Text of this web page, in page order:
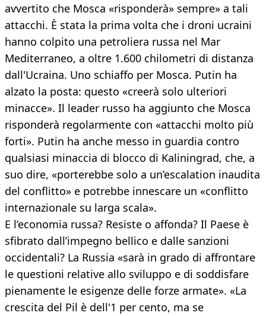
avvertito che Mosca «risponderà» sempre» a tali
attacchi. È stata la prima volta che i droni ucraini
hanno colpito una petroliera russa nel Mar
Mediterraneo, a oltre 1.600 chilometri di distanza
dall'Ucraina. Uno schiaffo per Mosca. Putin ha
alzato la posta: questo «creerà solo ulteriori
minacce». Il leader russo ha aggiunto che Mosca
risponderà regolarmente con «attacchi molto più
forti». Putin ha anche messo in guardia contro
qualsiasi minaccia di blocco di Kaliningrad, che, a
suo dire, «porterebbe solo a un’escalation inaudita
del conflitto» e potrebbe innescare un «conflitto
internazionale su larga scala».
E l’economia russa? Resiste o affonda? Il Paese è
sfibrato dall’impegno bellico e dalle sanzioni
occidentali? La Russia «sarà in grado di affrontare
le questioni relative allo sviluppo e di soddisfare
pienamente le esigenze delle forze armate». «La
crescita del Pil è dell'1 per cento, ma se